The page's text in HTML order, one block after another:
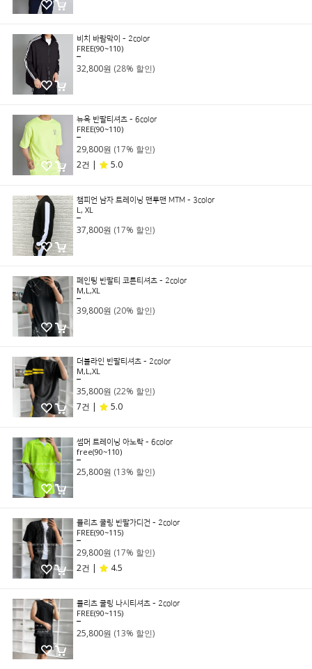
비치 바람막이 - 2color
FREE(90~110)
32,800원 (28% 할인)
뉴욕 반팔티셔츠 - 6color
FREE(90~110)
29,800원 (17% 할인)
2건 |
5.0
챔피언 남자 트레이닝 맨투맨 MTM - 3color
L, XL
37,800원 (17% 할인)
페인팅 반팔티 코튼티셔츠 - 2color
M,L,XL
39,800원 (20% 할인)
더블라인 반팔티셔츠 - 2color
M,L,XL
35,800원 (22% 할인)
7건 |
5.0
썸머 트레이닝 아노락 - 6color
free(90~110)
25,800원 (13% 할인)
플리츠 쿨링 반팔가디건 - 2color
FREE(90~115)
29,800원 (17% 할인)
2건 |
4.5
플리츠 쿨링 나시티셔츠 - 2color
FREE(90~115)
25,800원 (13% 할인)